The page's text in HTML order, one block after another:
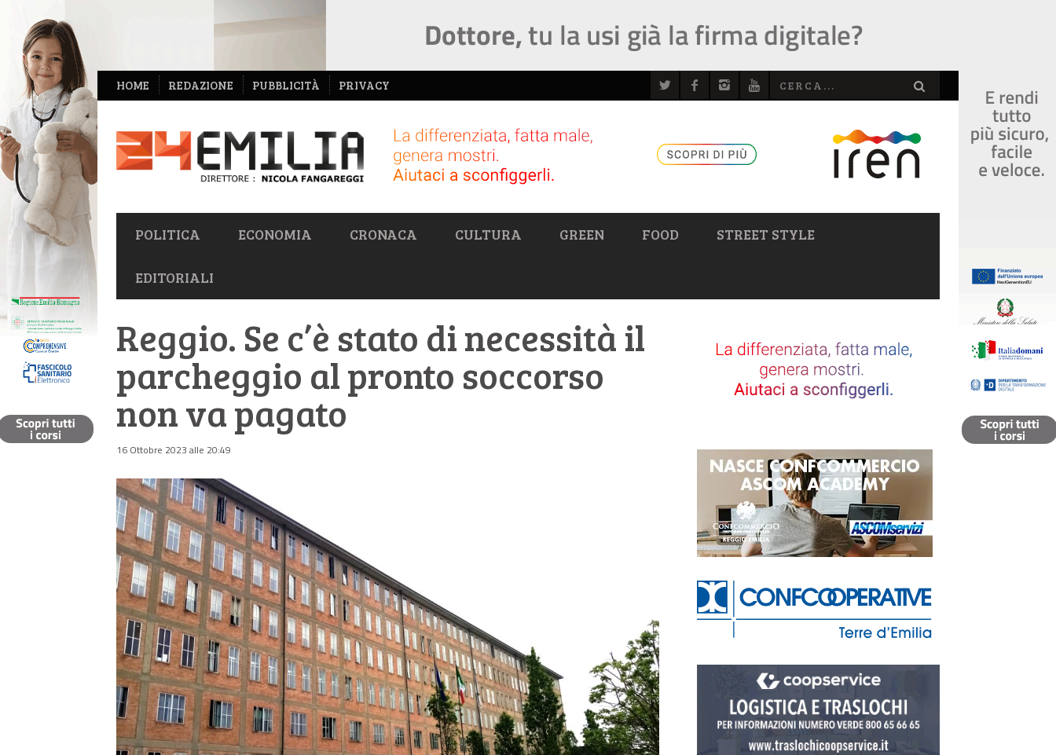
NAVIGAZIONE
SECONDARIA
HOME REDAZIONE PUBBLICITÀ PRIVACY
NAVIGAZIONE
PRIMARIA
POLITICA ECONOMIA CRONACA CULTURA GREEN FOOD STREET STYLE
EDITORIALI
Reggio. Se c’è stato di necessità il
parcheggio al pronto soccorso
non va pagato
16 Ottobre 2023 alle 20:49